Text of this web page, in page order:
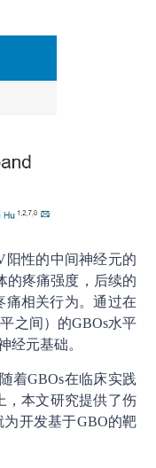
阳性的中间神经元的
的疼痛强度，后续的
痛相关行为。通过在
之间）的GBOs水平
经元基础。
着GBOs在临床实践
，本文研究提供了伤
开发基于GBO的靶